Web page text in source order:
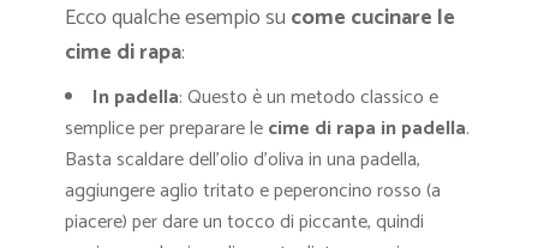
Ecco qualche esempio su come cucinare le
cime di rapa:
In padella: Questo è un metodo classico e
semplice per preparare lecime di rapa in padella.
Basta scaldare dell’olio d’oliva in una padella,
aggiungere aglio tritato e peperoncino rosso (a
piacere) per dare un tocco di piccante, quindi